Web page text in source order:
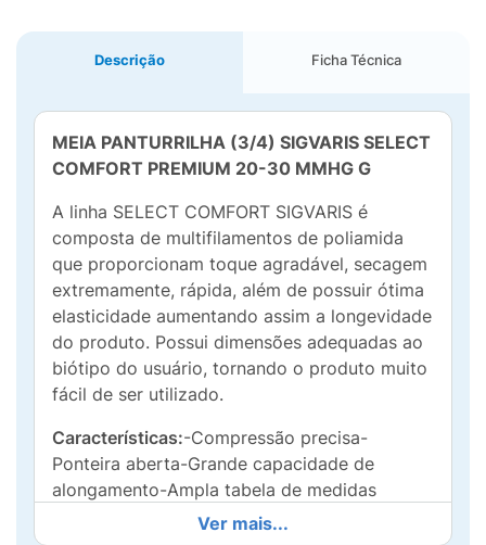
Descrição Ficha Técnica
MEIA PANTURRILHA (3/4) SIGVARIS SELECT
COMFORT PREMIUM 20-30 MMHG G
A linha SELECT COMFORT SIGVARIS é
composta de multifilamentos de poliamida
que proporcionam toque agradável, secagem
extremamente, rápida, além de possuir ótima
elasticidade aumentando assim a longevidade
do produto. Possui dimensões adequadas ao
biótipo do usuário, tornando o produto muito
fácil de ser utilizado.
Características:-Compressão precisa-
Ponteira aberta-Grande capacidade de
alongamento-Ampla tabela de medidas
Recomendada pelos médicos para:
Ver mais...